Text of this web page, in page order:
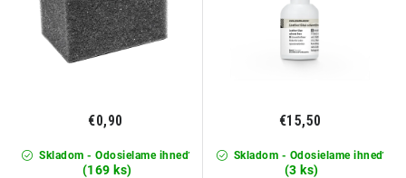
Skladom - Odosielame ihneď
(169 ks)
€0,90
Skladom - Odosielame ihneď
(3 ks)
€15,50